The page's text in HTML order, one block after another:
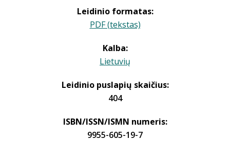
Leidinio formatas:
PDF (tekstas)
Kalba:
Lietuvių
Leidinio puslapių skaičius:
404
ISBN/ISSN/ISMN numeris:
9955-605-19-7